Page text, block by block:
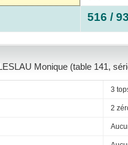
516 /
Monique (table 141,
3
2